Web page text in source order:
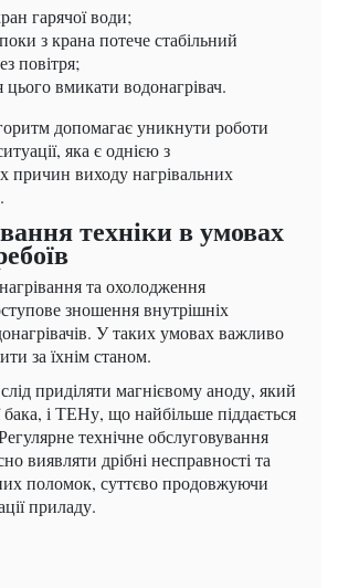
гарячої води;
з крана потече стабільний
повітря;
цього вмикати водонагрівач.
допомагає уникнути роботи
яка є однією з
причин виходу нагрівальних
техніки в умовах
та охолодження
зношення внутрішніх
У таких умовах важливо
за їхнім станом.
приділяти магнієвому аноду, який
бака, і ТЕНу, що найбільше піддається
технічне обслуговування
виявляти дрібні несправності та
поломок, суттєво продовжуючи
приладу.